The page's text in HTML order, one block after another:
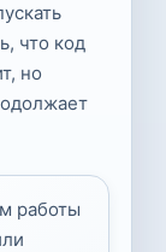
что код
но
работы